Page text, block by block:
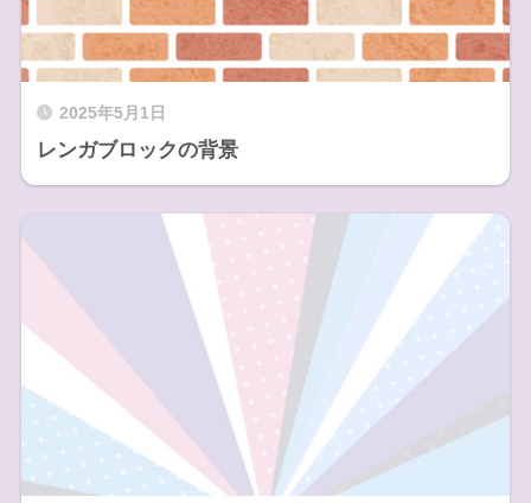
2025年5月1日
レンガブロックの背景